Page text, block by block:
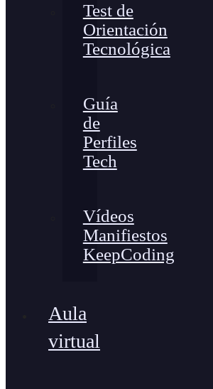
Test de
Orientación
Tecnológica
Guía
de
Perfiles
Tech
Vídeos
Manifiestos
KeepCoding
Aula
virtual